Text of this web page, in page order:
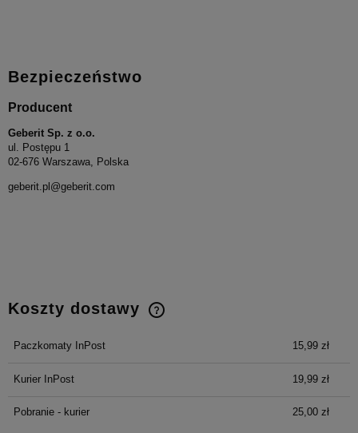
Bezpieczeństwo
Producent
Geberit Sp. z o.o.
ul. Postępu 1
02-676 Warszawa, Polska
geberit.pl@geberit.com
Koszty dostawy
Cena nie zawiera ewentualnych kosztów płatności
Paczkomaty InPost 15,99 zł
Kurier InPost 19,99 zł
Pobranie - kurier 25,00 zł